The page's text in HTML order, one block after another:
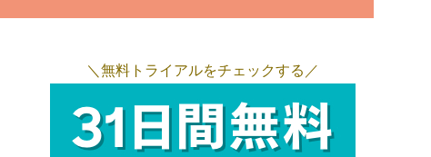
＼無料トライアルをチェックする／